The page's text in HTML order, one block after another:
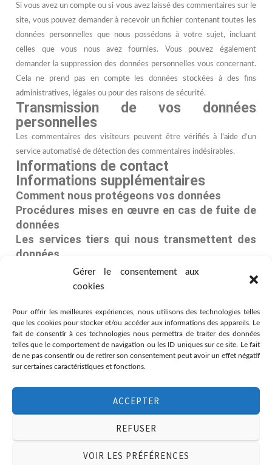
Gérer le consentement aux
cookies
Pour offrir les meilleures expériences, nous utilisons des technologies telles
que les cookies pour stocker et/ou accéder aux informations des appareils. Le
fait de consentir à ces technologies nous permettra de traiter des données
telles que le comportement de navigation ou les ID uniques sur ce site. Le fait
de ne pas consentir ou de retirer son consentement peut avoir un effet négatif
sur certaines caractéristiques et fonctions.
ACCEPTER
REFUSER
VOIR LES PRÉFÉRENCES
Si vous avez un compte ou si vous avez laissé des commentaires sur le
site, vous pouvez demander à recevoir un fichier contenant toutes les
données personnelles que nous possédons à votre sujet, incluant
celles que vous nous avez fournies. Vous pouvez également
demander la suppression des données personnelles vous concernant.
Cela ne prend pas en compte les données stockées à des fins
administratives, légales ou pour des raisons de sécurité.
Transmission de vos données
personnelles
Les commentaires des visiteurs peuvent être vérifiés à l’aide d’un
service automatisé de détection des commentaires indésirables.
Informations de contact
Informations supplémentaires
Comment nous protégeons vos données
Procédures mises en œuvre en cas de fuite de
données
Les services tiers qui nous transmettent des
données
Opérations de marketing automatisé et/ou de
profilage réalisées à l’aide des données
Affichage des informations liées aux secteurs
soumis à des régulations spécifiques
Association Citémômes